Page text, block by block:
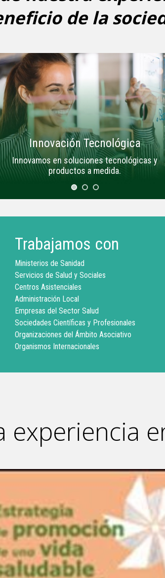
de la
Innovación Tecnológica
Innovamos en soluciones tecnológicas y
productos a medida.
Trabajamos con
Ministerios de Sanidad
Servicios de Salud y Sociales
Centros Asistenciales
Administración Local
Empresas del Sector Salud
Sociedades Científicas y Profesionales
Organizaciones del Ámbito Asociativo
Organismos Internacionales
experiencia